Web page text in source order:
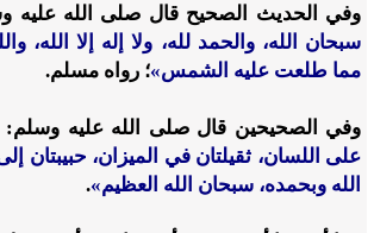
وفي الحديث الصحيح قال صلى الله عليه
سبحان الله، والحمد لله، ولا إله إلا الله،
مما طلعت عليه الشمس»؛ رواه مسلم.
وفي الصحيحين قال صلى الله عليه وسلم:
على اللسان، ثقيلتان في الميزان، حبيبتان
الله وبحمده، سبحان الله العظيم».